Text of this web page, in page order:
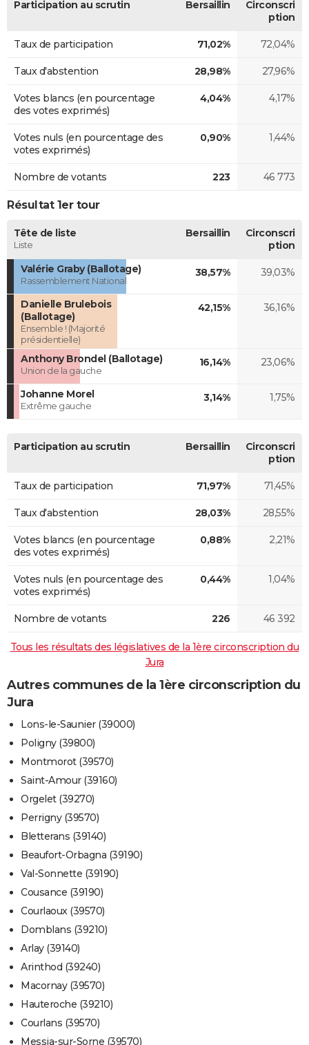
Participation au scrutin Bersaillin
Circonscri
ption
Taux de participation 71,02% 72,04%
Taux d'abstention 28,98% 27,96%
Votes blancs (en pourcentage
des votes exprimés)
4,04% 4,17%
Votes nuls (en pourcentage des
votes exprimés)
0,90% 1,44%
Nombre de votants 223 46 773
Résultat 1er tour
Tête de liste
Liste
Bersaillin
Circonscri
ption
Valérie Graby (Ballotage)
Rassemblement National
38,57% 39,03%
Danielle Brulebois
(Ballotage)
Ensemble ! (Majorité
présidentielle)
42,15% 36,16%
Anthony Brondel (Ballotage)
Union de la gauche
16,14% 23,06%
Johanne Morel
Extrême gauche
3,14% 1,75%
Participation au scrutin Bersaillin
Circonscri
ption
Taux de participation 71,97% 71,45%
Taux d'abstention 28,03% 28,55%
Votes blancs (en pourcentage
des votes exprimés)
0,88% 2,21%
Votes nuls (en pourcentage des
votes exprimés)
0,44% 1,04%
Nombre de votants 226 46 392
Tous les résultats des législatives de la 1ère circonscription du
Jura
Autres communes de la 1ère circonscription du
Jura
Lons-le-Saunier (39000)
Poligny (39800)
Montmorot (39570)
Saint-Amour (39160)
Orgelet (39270)
Perrigny (39570)
Bletterans (39140)
Beaufort-Orbagna (39190)
Val-Sonnette (39190)
Cousance (39190)
Courlaoux (39570)
Domblans (39210)
Arlay (39140)
Arinthod (39240)
Macornay (39570)
Hauteroche (39210)
Courlans (39570)
Messia-sur-Sorne (39570)